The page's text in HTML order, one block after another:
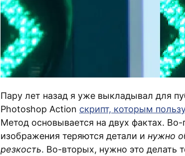
Пару лет назад я уже выкладывал для
Photoshop Action скрипт, которым
Метод основывается на двух фактах.
изображения теряются детали и нужно
резкость. Во-вторых, нужно это делать